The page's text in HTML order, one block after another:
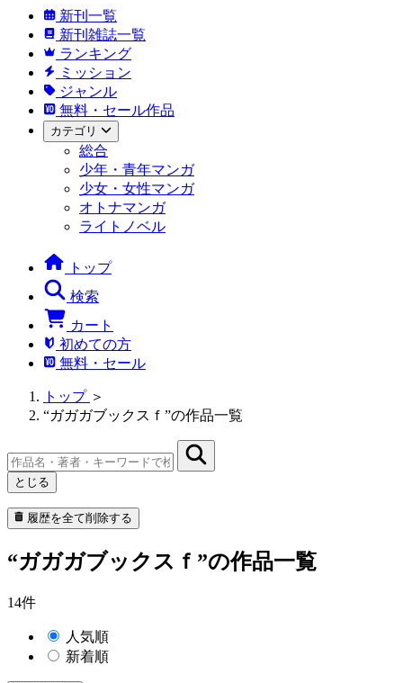
新刊一覧
新刊雑誌一覧
ランキング
ミッション
ジャンル
無料・セール作品
カテゴリ
総合
少年・青年マンガ
少女・女性マンガ
オトナマンガ
ライトノベル
トップ
検索
カート
初めての方
無料・セール
トップ ＞
“ガガガブックスｆ”の作品一覧
とじる
履歴を全て削除する
“ガガガブックスｆ”の作品一覧
14件
人気順
新着順